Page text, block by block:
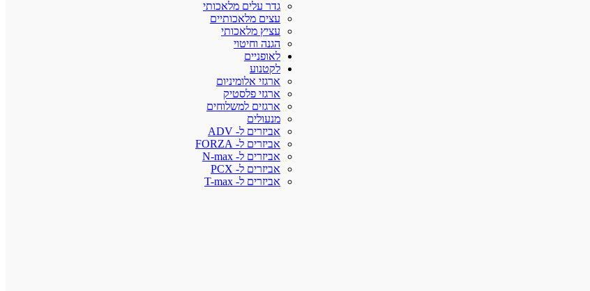
גדר עלים מלאכותי
עצים מלאכותיים
עציץ מלאכותי
הגנה וחיטוי
לאופניים
לקטנוע
ארגזי אלומיניום
ארגזי פלסטיק
ארגזים למשלוחים
מנעולים
אביזרים ל- ADV
אביזרים ל- FORZA
אביזרים ל- N-max
אביזרים ל- PCX
אביזרים ל- T-max